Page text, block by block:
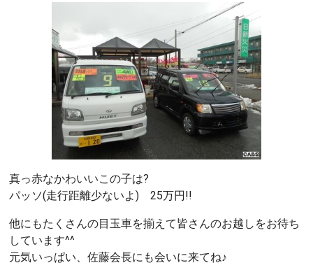
真っ赤なかわいいこの子は?
パッソ(走行距離少ないよ) 25万円!!
他にもたくさんの目玉車を揃えて皆さんのお越しをお待ち
しています^^
元気いっぱい、佐藤会長にも会いに来てね♪